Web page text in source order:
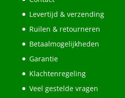
Levertijd & verzending
Ruilen & retourneren
Betaalmogelijkheden
Garantie
Klachtenregeling
Veel gestelde vragen